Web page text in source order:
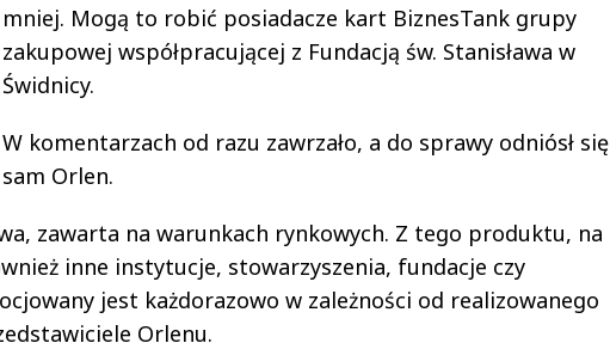
mniej. Mogą to robić posiadacze kart BiznesTank grupy
zakupowej współpracującej z Fundacją św. Stanisława w
Świdnicy.
W komentarzach od razu zawrzało, a do sprawy odniósł się
sam Orlen.
zawarta na warunkach rynkowych. Z tego produktu, na
inne instytucje, stowarzyszenia, fundacje czy
jest każdorazowo w zależności od realizowanego
Orlenu.